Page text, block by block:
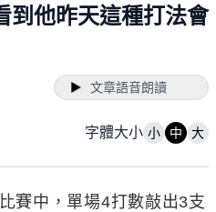
到他昨天這種打法會
文章語音朗讀
字體大小 小 中 大
賽中，單場4打數敲出3支